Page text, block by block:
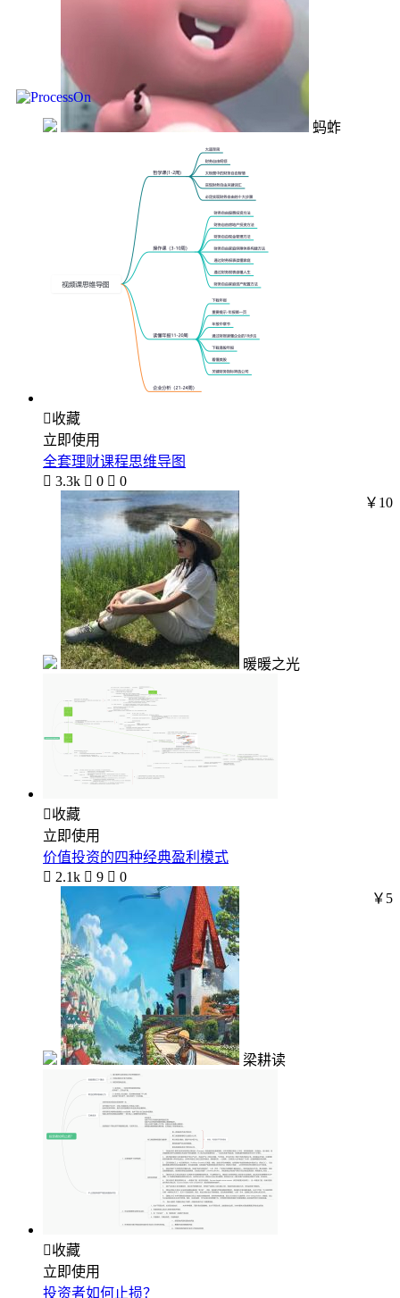
蚂蚱
收藏
立即使用
全套理财课程思维导图
 3.3k  0  0
暖暖之光
￥10
收藏
立即使用
价值投资的四种经典盈利模式
 2.1k  9  0
梁耕读
￥5
收藏
立即使用
投资者如何止损？